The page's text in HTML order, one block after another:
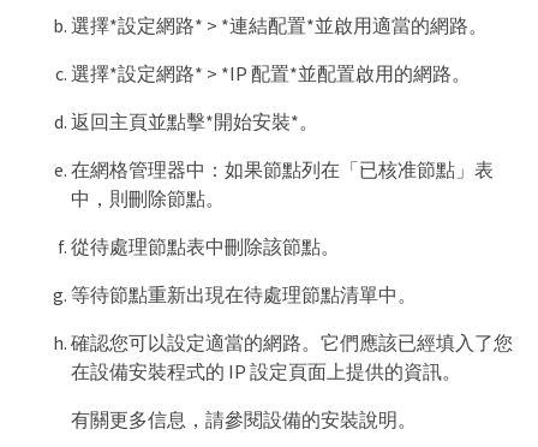
選擇*設定網路* > *連結配置*並啟用適當的網路。
選擇*設定網路* > *IP 配置*並配置啟用的網路。
返回主頁並點擊*開始安裝*。
在網格管理器中：如果節點列在「已核准節點」表
中，則刪除節點。
從待處理節點表中刪除該節點。
等待節點重新出現在待處理節點清單中。
確認您可以設定適當的網路。它們應該已經填入了您
在設備安裝程式的 IP 設定頁面上提供的資訊。
有關更多信息，請參閱設備的安裝說明。